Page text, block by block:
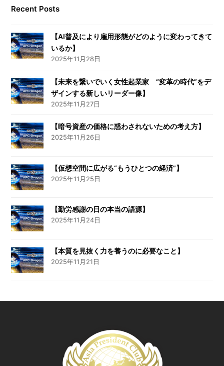
Recent Posts
【AI普及により雇用形態がどのように変わってきて
いるか】
2025年11月28日
【未来を繋いでいく女性起業家 “変革の時代”をデ
ザインする新しいリーダー像】
2025年11月27日
【暗号資産の価格に惑わされないための考え方】
2025年11月26日
【仮想空間に広がる“もうひとつの経済”】
2025年11月25日
【勤労感謝の日の本当の語源】
2025年11月24日
【本質を見抜く力を養うのに必要なこと】
2025年11月21日